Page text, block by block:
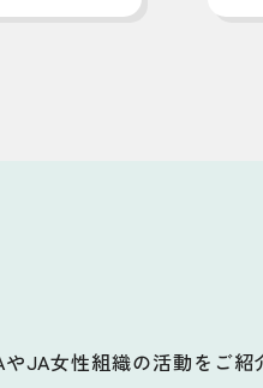
JA女性組織の活動をご